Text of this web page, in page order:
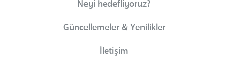
Neyi hedefliyoruz?
Güncellemeler & Yenilikler
İletişim